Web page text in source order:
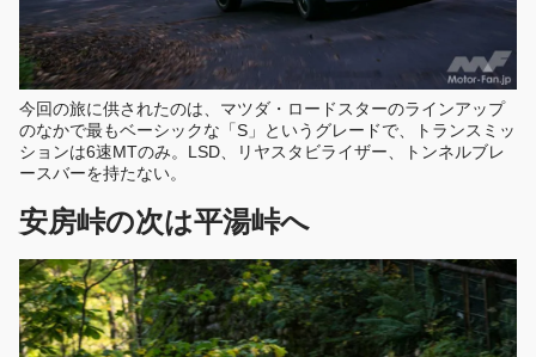
今回の旅に供されたのは、マツダ・ロードスターのラインアップ
のなかで最もベーシックな「S」というグレードで、トランスミッ
ションは6速MTのみ。LSD、リヤスタビライザー、トンネルブレ
ースバーを持たない。
安房峠の次は平湯峠へ